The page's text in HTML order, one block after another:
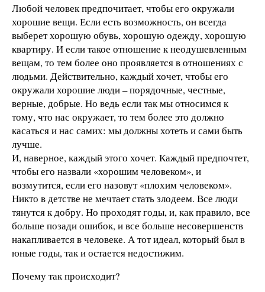
Любой человек предпочитает, чтобы его окружали
хорошие вещи. Если есть возможность, он всегда
выберет хорошую обувь, хорошую одежду, хорошую
квартиру. И если такое отношение к неодушевленным
вещам, то тем более оно проявляется в отношениях с
людьми. Действительно, каждый хочет, чтобы его
окружали хорошие люди – порядочные, честные,
верные, добрые. Но ведь если так мы относимся к
тому, что нас окружает, то тем более это должно
касаться и нас самих: мы должны хотеть и сами быть
лучше.
И, наверное, каждый этого хочет. Каждый предпочтет,
чтобы его назвали «хорошим человеком», и
возмутится, если его назовут «плохим человеком».
Никто в детстве не мечтает стать злодеем. Все люди
тянутся к добру. Но проходят годы, и, как правило, все
больше позади ошибок, и все больше несовершенств
накапливается в человеке. А тот идеал, который был в
юные годы, так и остается недостижим.
Почему так происходит?